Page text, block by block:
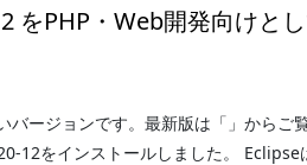
をPHP・Web開発向けと
バージョンです。最新版は「」からご
12をインストールしました。